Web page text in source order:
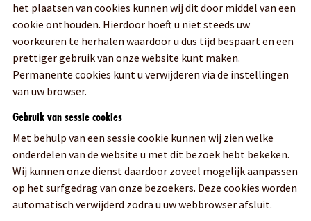
het plaatsen van cookies kunnen wij dit door middel van een
cookie onthouden. Hierdoor hoeft u niet steeds uw
voorkeuren te herhalen waardoor u dus tijd bespaart en een
prettiger gebruik van onze website kunt maken.
Permanente cookies kunt u verwijderen via de instellingen
van uw browser.
Gebruik van sessie cookies
Met behulp van een sessie cookie kunnen wij zien welke
onderdelen van de website u met dit bezoek hebt bekeken.
Wij kunnen onze dienst daardoor zoveel mogelijk aanpassen
op het surfgedrag van onze bezoekers. Deze cookies worden
automatisch verwijderd zodra u uw webbrowser afsluit.